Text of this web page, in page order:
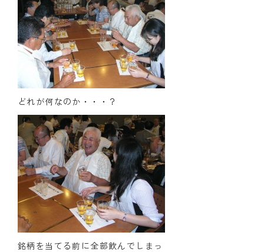
案内
例会場・事務局の案内
リンク集
情報公開
入会のご案内
どれが何なのか・・・？
銘柄を当てる前に全部飲んでしまっ